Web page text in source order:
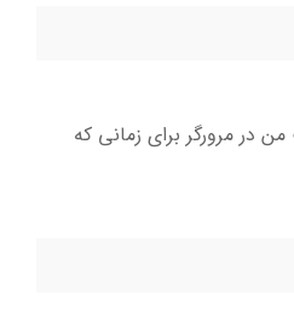
در مرورگر برای زمانی که